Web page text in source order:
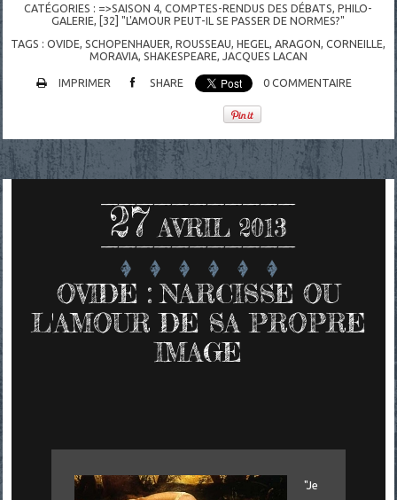
CATÉGORIES : =>SAISON 4 ,COMPTES-RENDUS DES DÉBATS ,PHILO-
GALERIE
[32] "L'AMOUR PEUT-IL SE PASSER DE NORMES?"
TAGS :OVIDE,SCHOPENHAUER,ROUSSEAU,HEGEL,ARAGON,CORNEILLE,
MORAVIA, SHAKESPEARE, JACQUES LACAN
IMPRIMER SHARE 0 COMMENTAIRE
27 AVRIL 2013
OVIDE : NARCISSE OU
L'AMOUR DE SA PROPRE
IMAGE
"Je